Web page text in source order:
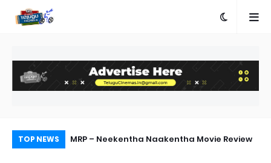
TOP NEWS
First Look MRP – Neekentha Naakentha Movie Review